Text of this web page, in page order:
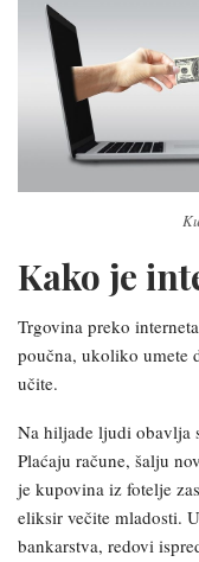
Kako je
Trgovina preko
poučna, ukoliko umete
učite.
Na hiljade ljudi obavlja
Plaćaju račune, šalju
je kupovina iz fotelje
eliksir večite mladosti.
bankarstva, redovi